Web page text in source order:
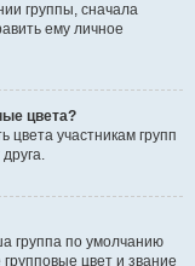
группы, сначала
ему личное
цвета?
участникам групп
группа по умолчанию
цвет и звание